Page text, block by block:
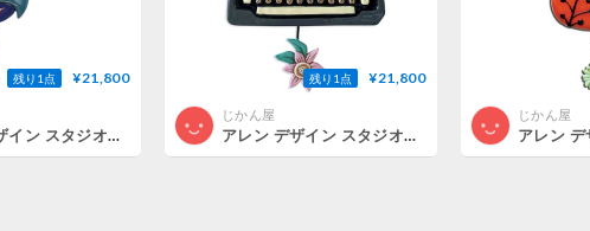
残り1点 ¥21,800
アレン デザイン スタジオ◆P1995◆ルースターデザイン掛け時計◆ALLEN DESIGN STUDIO
残り1点 ¥21,800
じかん屋
アレン デザイン スタジオ◆P2051◆ヴィンテージライター掛け時計◆ALLEN DESIGN STUDIO
じかん屋